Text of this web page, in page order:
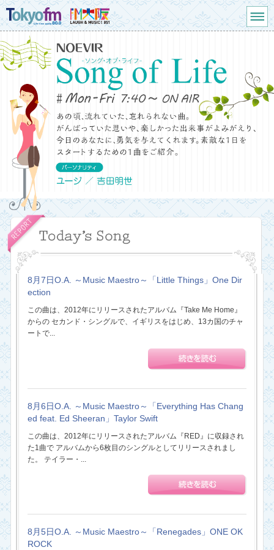
8月7日O.A. ～Music Maestro～「Little Things」One Dir
ection
この曲は、2012年にリリースされたアルバム『Take Me Home』
からの セカンド・シングルで、イギリスをはじめ、13カ国のチャ
ートで...
8月6日O.A. ～Music Maestro～「Everything Has Chang
ed feat. Ed Sheeran」Taylor Swift
この曲は、2012年にリリースされたアルバム『RED』に収録され
た1曲で アルバムから6枚目のシングルとしてリリースされまし
た。 テイラー・...
8月5日O.A. ～Music Maestro～「Renegades」ONE OK
ROCK